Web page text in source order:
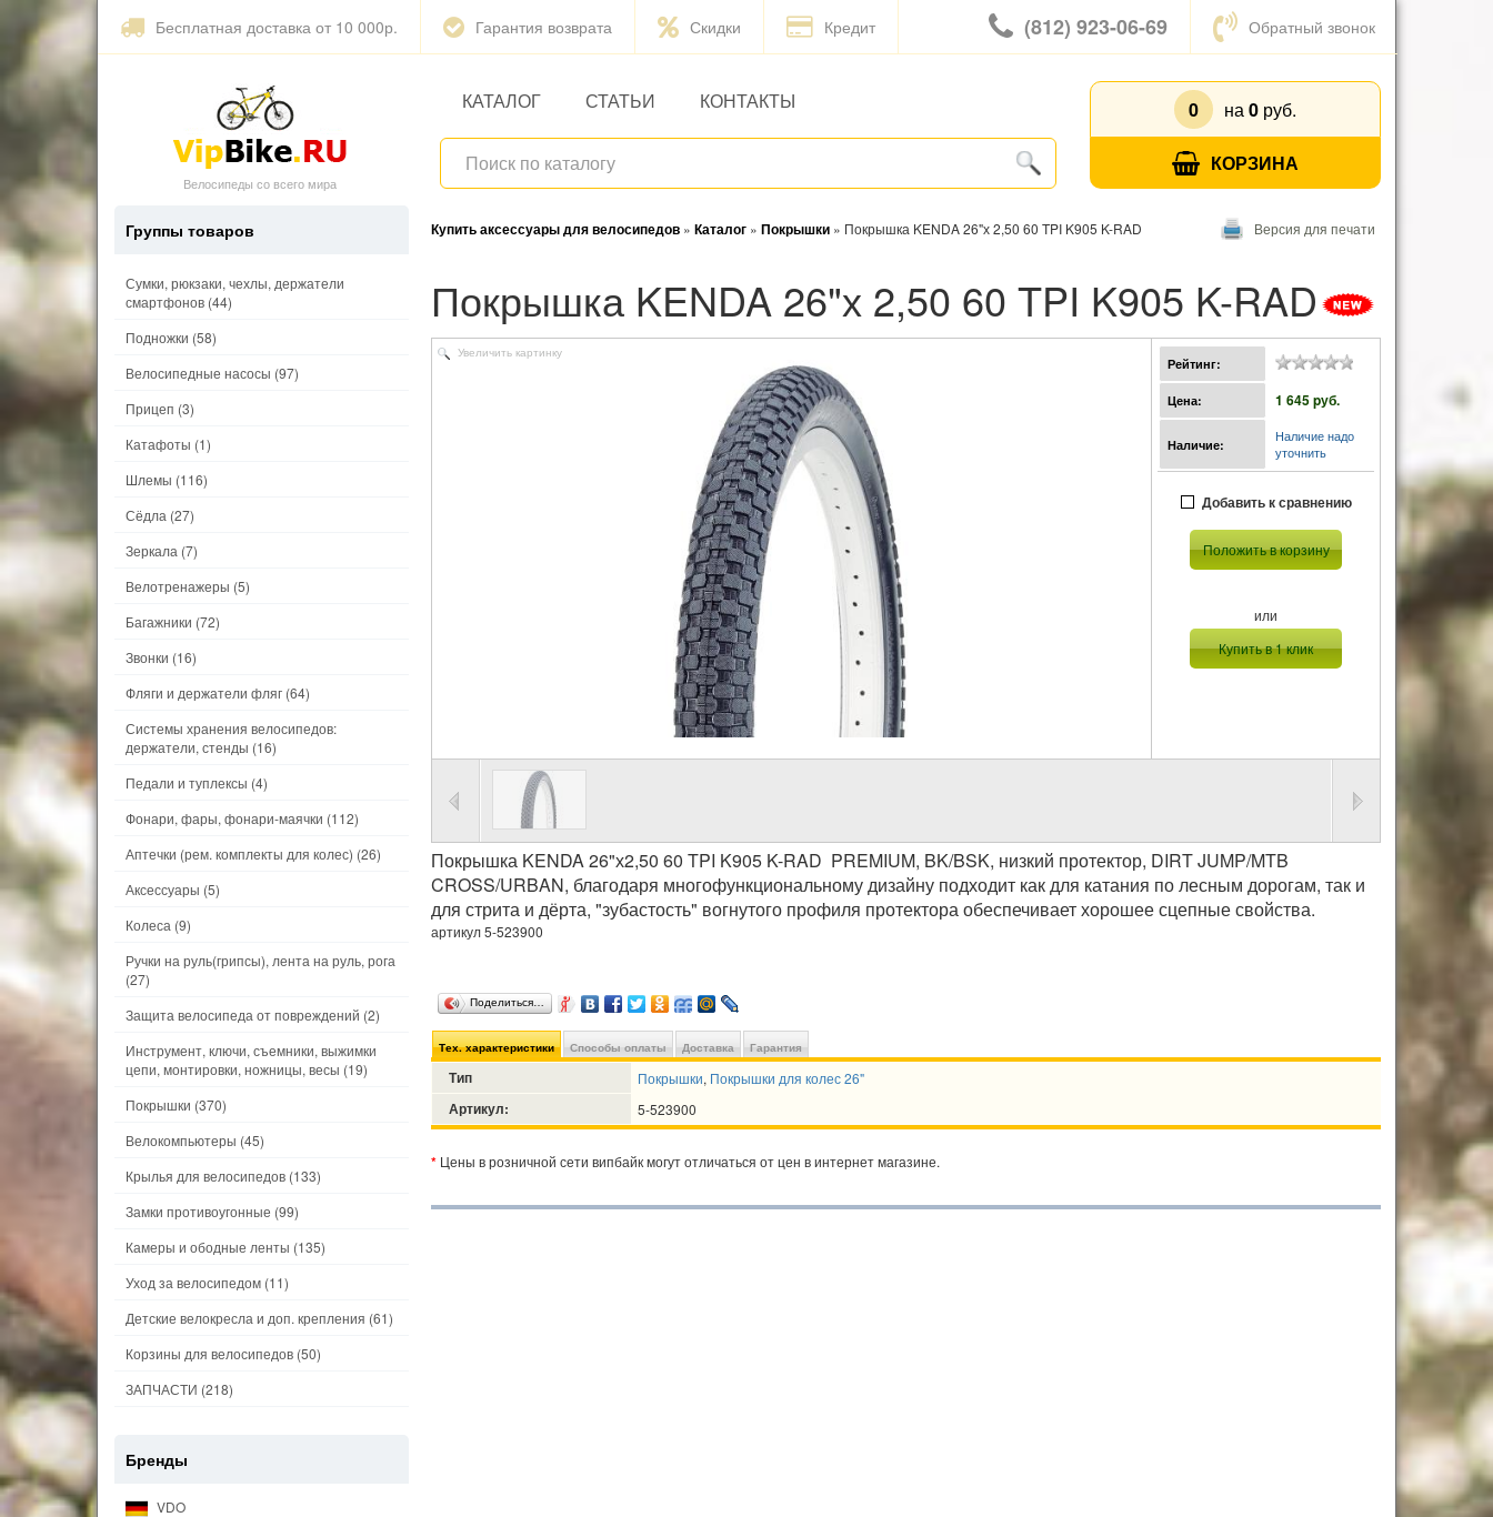
Бесплатная доставка от 10 000р. Гарантия возврата Скидки Кредит (812) 923-06-69 Обратный звонок
Велосипеды со всего мира
КАТАЛОГ СТАТЬИ КОНТАКТЫ 0 на 0руб.
КОРЗИНА
Купить аксессуары для велосипедов » Каталог » Покрышки » Покрышка KENDA 26"х 2,50 60 TPI K905 K-RAD Версия для печати
Покрышка KENDA 26"х 2,50 60 TPI K905 K-RAD
Увеличить картинку
Рейтинг:
Цена: 1 645 pуб.
Наличие:
Наличие надо
уточнить
Добавить к сравнению
Положить в корзину
или
Купить в 1 клик
Покрышка KENDA 26"х2,50 60 TPI K905 K-RAD PREMIUM, BK/BSK, низкий протектор, DIRT JUMP/MTB
CROSS/URBAN, благодаря многофункциональному дизайну подходит как для катания по лесным дорогам, так и
для стрита и дёрта, "зубастость" вогнутого профиля протектора обеспечивает хорошее сцепные свойства.
артикул 5-523900
Поделиться…
Тех. характеристики Способы оплаты Доставка Гарантия
Тип Покрышки, Покрышки для колес 26"
Артикул: 5-523900
* Цены в розничной сети випбайк могут отличаться от цен в интернет магазине.
Группы товаров
Сумки, рюкзаки, чехлы, держатели
смартфонов (44)
Подножки (58)
Велосипедные насосы (97)
Прицеп (3)
Катафоты (1)
Шлемы (116)
Сёдла (27)
Зеркала (7)
Велотренажеры (5)
Багажники (72)
Звонки (16)
Фляги и держатели фляг (64)
Системы хранения велосипедов:
держатели, стенды (16)
Педали и туплексы (4)
Фонари, фары, фонари-маячки (112)
Аптечки (рем. комплекты для колес) (26)
Аксессуары (5)
Колеса (9)
Ручки на руль(грипсы), лента на руль, рога
(27)
Защита велосипеда от повреждений (2)
Инструмент, ключи, съемники, выжимки
цепи, монтировки, ножницы, весы (19)
Покрышки (370)
Велокомпьютеры (45)
Крылья для велосипедов (133)
Замки противоугонные (99)
Камеры и ободные ленты (135)
Уход за велосипедом (11)
Детские велокресла и доп. крепления (61)
Корзины для велосипедов (50)
ЗАПЧАСТИ (218)
Бренды
VDO